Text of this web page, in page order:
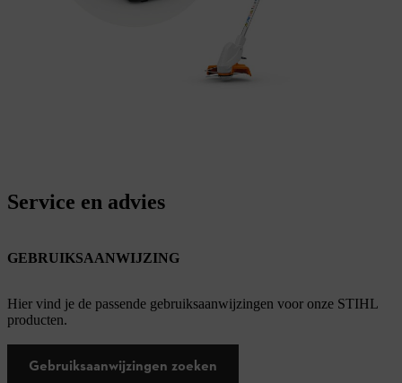
Service en advies
GEBRUIKSAANWIJZING
Hier vind je de passende gebruiksaanwijzingen voor onze STIHL
producten.
Gebruiksaanwijzingen zoeken